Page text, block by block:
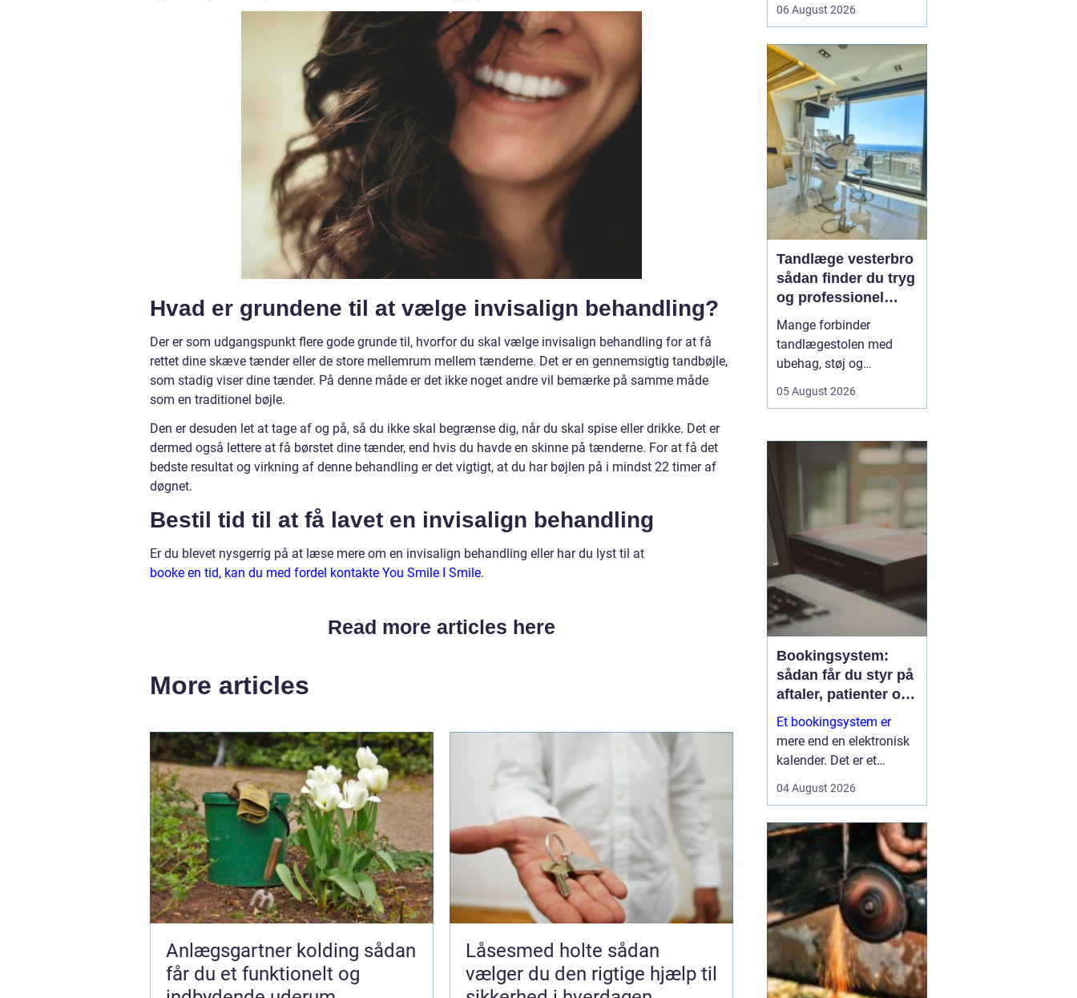
Hvad er grundene til at vælge invisalign behandling?
Der er som udgangspunkt flere gode grunde til, hvorfor du skal vælge invisalign behandling for at få
rettet dine skæve tænder eller de store mellemrum mellem tænderne. Det er en gennemsigtig tandbøjle,
som stadig viser dine tænder. På denne måde er det ikke noget andre vil bemærke på samme måde
som en traditionel bøjle.
Den er desuden let at tage af og på, så du ikke skal begrænse dig, når du skal spise eller drikke. Det er
dermed også lettere at få børstet dine tænder, end hvis du havde en skinne på tænderne. For at få det
bedste resultat og virkning af denne behandling er det vigtigt, at du har bøjlen på i mindst 22 timer af
døgnet.
Bestil tid til at få lavet en invisalign behandling
Er du blevet nysgerrig på at læse mere om en invisalign behandling eller har du lyst til at
booke en tid, kan du med fordel kontakte You Smile I Smile.
Read more articles here
More articles
Anlægsgartner kolding sådan
får du et funktionelt og
Låsesmed holte sådan
vælger du den rigtige hjælp til
nøglen knækker i låsen,
der skal opgraderes til
mere moderne
sikkerhedsløsnin...
06 August 2026
Tandlæge vesterbro
sådan finder du tryg
og professionel
tandpleje
Mange forbinder
tandlægestolen med
ubehag, støj og
regelmæssige besøg
sundhed og livskvalitet.
du søger tandlæge
, handler det
derfor ikke kun om...
05 August 2026
Bookingsystem:
sådan får du styr på
aftaler, patienter og
tid
Et bookingsystem er
mere end en elektronisk
kalender. Det er et
klinikker, behandlere og
at få bedre overblik over
tid, ressourcer og
kontakt til patienter eller
kun...
04 August 2026